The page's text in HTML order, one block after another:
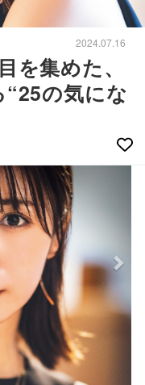
2024.07.16
を集めた、
の気にな